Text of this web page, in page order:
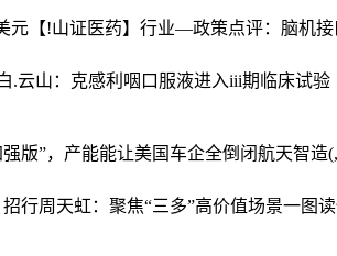
元 【!山证医药】行业—政策点评：脑机
.云山：克感利咽口服液进入iii期临床试验
版”，产能能让美国车企全倒闭航天智造
行周天虹：聚焦“三多”高价值场景一图